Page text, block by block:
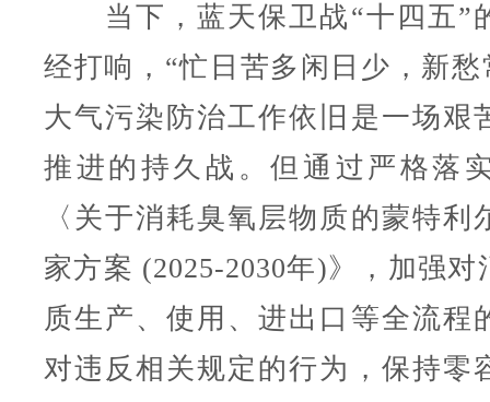
当下，蓝天保卫战“十四五”
经打响，“忙日苦多闲日少，新
大气污染防治工作依旧是一场艰
推进的持久战。但通过严格落
〈关于消耗臭氧层物质的蒙特利
家方案 (2025-2030年)》，加强对
质生产、使用、进出口等全流程
对违反相关规定的行为，保持零